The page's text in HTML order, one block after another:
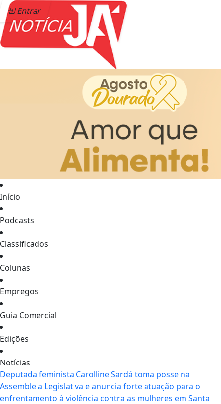
Entrar
Início
Podcasts
Classificados
Colunas
Empregos
Guia Comercial
Edições
Notícias
Deputada feminista Carolline Sardá toma posse na
Assembleia Legislativa e anuncia forte atuação para o
enfrentamento à violência contra as mulheres em Santa